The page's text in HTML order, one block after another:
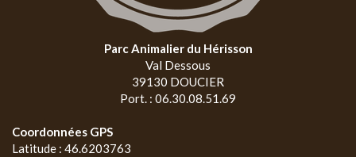
Parc Animalier du Hérisson
Val Dessous
39130 DOUCIER
Port. : 06.30.08.51.69
Coordonnées GPS
Latitude : 46.6203763